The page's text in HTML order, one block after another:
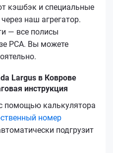
кэшбэк и специальные
наш агрегатор.
— все полисы
РСА. Вы можете
Largus в Коврове
инструкция
помощью калькулятора
номер
подгрузит